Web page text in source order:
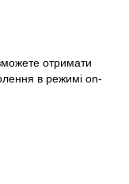
отримати
в режимі on-